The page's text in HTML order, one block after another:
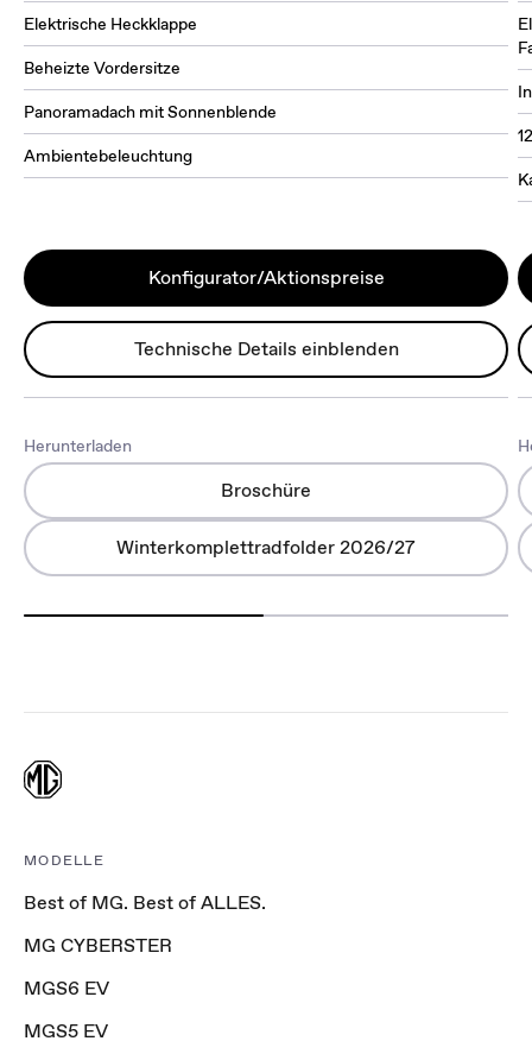
Elektrische Heckklappe
Beheizte Vordersitze
Panoramadach mit Sonnenblende
Ambientebeleuchtung
Konfigurator/Aktionspreise
Technische Details einblenden
Herunterladen
Broschüre
Winterkomplettradfolder 2026/27
MODELLE
Best of MG. Best of ALLES.
MG CYBERSTER
MGS6 EV
MGS5 EV